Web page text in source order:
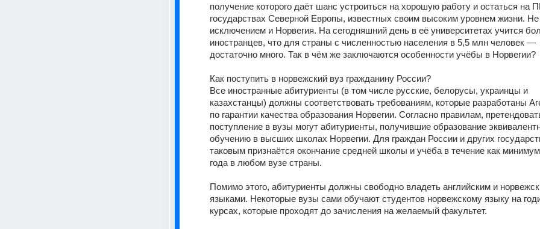
получение которого даёт шанс устроиться на хорошую работу и остаться на
государствах Северной Европы, известных своим высоким уровнем жизни. Не
исключением и Норвегия. На сегодняшний день в её университетах учится
иностранцев, что для страны с численностью населения в 5,5 млн человек —
достаточно много. Так в чём же заключаются особенности учёбы в Норвегии?
Как поступить в норвежский вуз гражданину России?
Все иностранные абитуриенты (в том числе русские, белорусы, украинцы и
казахстанцы) должны соответствовать требованиям, которые разработаны
по гарантии качества образования Норвегии. Согласно правилам,
поступление в вузы могут абитуриенты, получившие образование
обучению в высших школах Норвегии. Для граждан России и других
таковым признаётся окончание средней школы и учёба в течение как
года в любом вузе страны.
Помимо этого, абитуриенты должны свободно владеть английским и
языками. Некоторые вузы сами обучают студентов норвежскому языку на
курсах, которые проходят до зачисления на желаемый факультет.